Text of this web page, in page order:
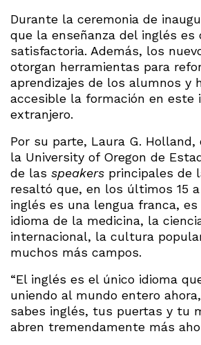
Durante la ceremonia de
que la enseñanza del inglés es
satisfactoria. Además, los
otorgan herramientas para
aprendizajes de los alumnos y
accesible la formación en este
extranjero.
Por su parte, Laura G.
la University of Oregon de
de las speakers principales de
resaltó que, en los últimos 15
inglés es una lengua franca,
idioma de la medicina, la
internacional, la cultura
muchos más campos.
“El inglés es el único idioma
uniendo al mundo entero
sabes inglés, tus puertas y tu
abren tremendamente más